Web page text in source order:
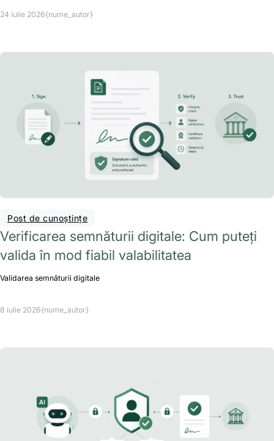
24 iulie 2026{nume_autor}
Post de cunoștințe
Verificarea semnăturii digitale: Cum puteți
valida în mod fiabil valabilitatea
Validarea semnăturii digitale
8 iulie 2026{nume_autor}